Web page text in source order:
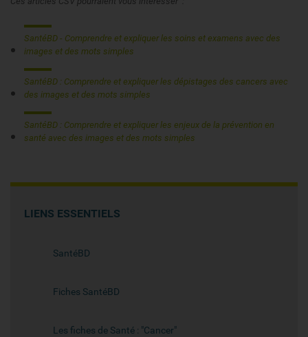
SantéBD - Comprendre et expliquer les soins et examens avec des
images et des mots simples
SantéBD : Comprendre et expliquer les dépistages des cancers avec
des images et des mots simples
SantéBD : Comprendre et expliquer les enjeux de la prévention en
santé avec des images et des mots simples
LIENS ESSENTIELS
SantéBD
Fiches SantéBD
Les fiches de Santé : "Cancer"